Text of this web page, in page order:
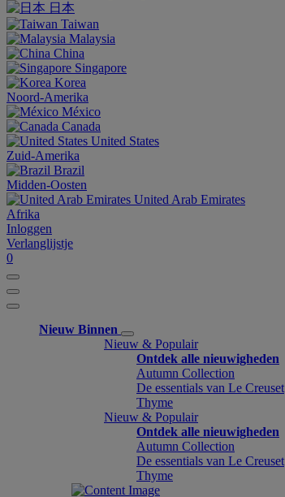
日本
Taiwan
Malaysia
China
Singapore
Korea
Noord-Amerika
México
Canada
United States
Zuid-Amerika
Brazil
Midden-Oosten
United Arab Emirates
Afrika
Inloggen
Verlanglijstje
0
Nieuw Binnen
Nieuw & Populair
Ontdek alle nieuwigheden
Autumn Collection
De essentials van Le Creuset
Thyme
Nieuw & Populair
Ontdek alle nieuwigheden
Autumn Collection
De essentials van Le Creuset
Thyme